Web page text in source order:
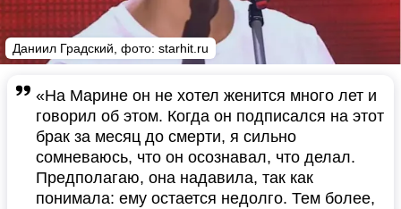
Даниил Градский, фото: starhit.ru
«На Марине он не хотел женится много лет и
говорил об этом. Когда он подписался на этот
брак за месяц до смерти, я сильно
сомневаюсь, что он осознавал, что делал.
Предполагаю, она надавила, так как
понимала: ему остается недолго. Тем более,